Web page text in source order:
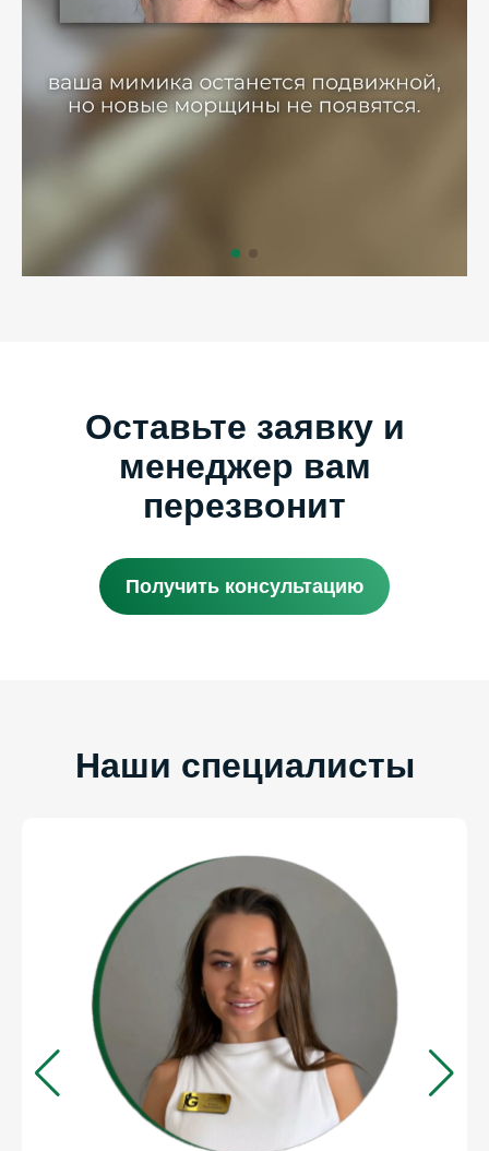
Оставьте заявку и
менеджер вам
перезвонит
Получить консультацию
Наши специалисты